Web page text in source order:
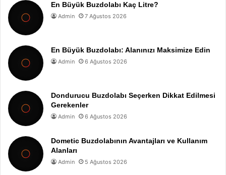
En Büyük Buzdolabı Kaç Litre?
Admin 7 Ağustos 2026
En Büyük Buzdolabı: Alanınızı Maksimize Edin
Admin 6 Ağustos 2026
Dondurucu Buzdolabı Seçerken Dikkat Edilmesi
Gerekenler
Admin 6 Ağustos 2026
Dometic Buzdolabının Avantajları ve Kullanım
Alanları
Admin 5 Ağustos 2026